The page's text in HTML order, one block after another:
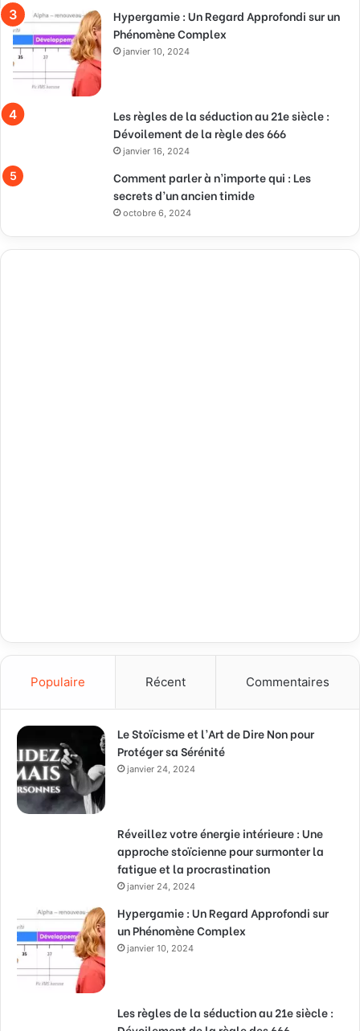
Hypergamie : Un Regard Approfondi sur un
Phénomène Complex
janvier 10, 2024
Les règles de la séduction au 21e siècle :
Dévoilement de la règle des 666
janvier 16, 2024
Comment parler à n’importe qui : Les
secrets d’un ancien timide
octobre 6, 2024
Populaire Récent Commentaires
Le Stoïcisme et l’Art de Dire Non pour
Protéger sa Sérénité
janvier 24, 2024
Réveillez votre énergie intérieure : Une
approche stoïcienne pour surmonter la
fatigue et la procrastination
janvier 24, 2024
Hypergamie : Un Regard Approfondi sur
un Phénomène Complex
janvier 10, 2024
Les règles de la séduction au 21e siècle :